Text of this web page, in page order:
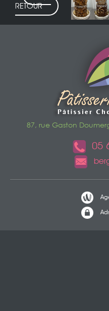
RETOUR
87, rue Gaston
05